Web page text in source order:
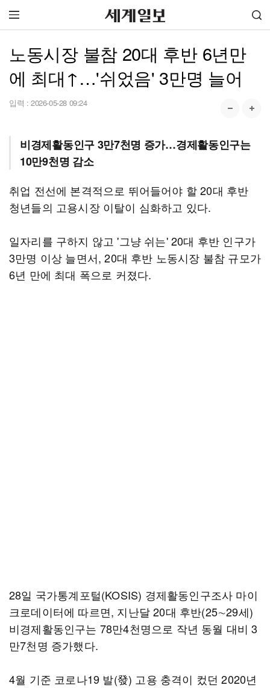
노동시장 불참 20대 후반 6년만
에 최대↑…'쉬었음' 3만명 늘어
입력 : 2026-05-28 09:24
비경제활동인구 3만7천명 증가…경제활동인구는
10만9천명 감소
취업 전선에 본격적으로 뛰어들어야 할 20대 후반
청년들의 고용시장 이탈이 심화하고 있다.
일자리를 구하지 않고 '그냥 쉬는' 20대 후반 인구가
3만명 이상 늘면서, 20대 후반 노동시장 불참 규모가
6년 만에 최대 폭으로 커졌다.
28일 국가통계포털(KOSIS) 경제활동인구조사 마이
크로데이터에 따르면, 지난달 20대 후반(25∼29세)
비경제활동인구는 78만4천명으로 작년 동월 대비 3
만7천명 증가했다.
4월 기준 코로나19 발(發) 고용 충격이 컸던 2020년